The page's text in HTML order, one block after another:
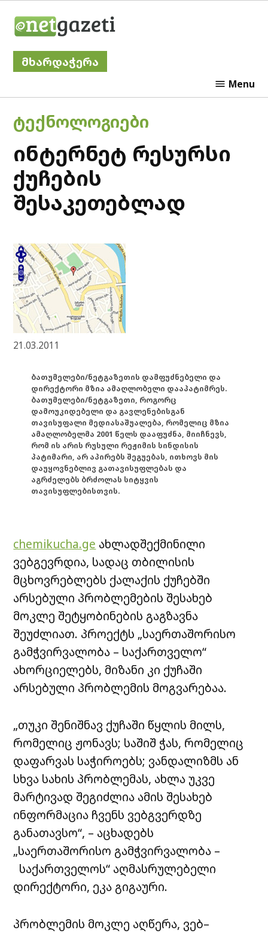
მხარდაჭერა
Menu
POSTED
IN
ᲢᲔᲥᲜᲝᲚᲝᲒᲘᲔᲑᲘ
ინტერნეტ რესურსი
ქუჩების
შესაკეთებლად
21.03.2011
ბათუმელები/ნეტგაზეთის დამფუძნებელი და
დირექტორი მზია ამაღლობელი დააპატიმრეს.
ბათუმელები/ნეტგაზეთი, როგორც
დამოუკიდებელი და გავლენებისგან
თავისუფალი მედიასაშუალება, რომელიც მზია
ამაღლობელმა 2001 წელს დააფუძნა, მიიჩნევს,
რომ ის არის რუსული რეჟიმის სინდისის
პატიმარი, არ აპირებს შეგუებას, ითხოვს მის
დაუყოვნებლივ გათავისუფლებას და
აგრძელებს ბრძოლას სიტყვის
თავისუფლებისთვის.
chemikucha.ge ახლადშექმინილი
ვებგევრდია, სადაც თბილისის
მცხოვრებლებს ქალაქის ქუჩებში
არსებული პრობლემების შესახებ
მოკლე შეტყობინების გაგზავნა
შეუძლიათ. პროექტს „საერთაშორისო
გამჭვირვალობა – საქართველო“
ახორციელებს, მიზანი კი ქუჩაში
არსებული პრობლემის მოგვარებაა.
„თუკი შენიშნავ ქუჩაში წყლის მილს,
რომელიც ჟონავს; საშიშ ჭას, რომელიც
დაფარვას საჭიროებს; ვანდალიზმს ან
სხვა სახის პრობლემას, ახლა უკვე
მარტივად შეგიძლია ამის შესახებ
ინფორმაცია ჩვენს ვებგვერდზე
განათავსო“, – აცხადებს
„საერთაშორისო გამჭვირვალობა –
საქართველოს“ აღმასრულებელი
დირექტორი, ეკა გიგაური.
პრობლემის მოკლე აღწერა, ვებ–